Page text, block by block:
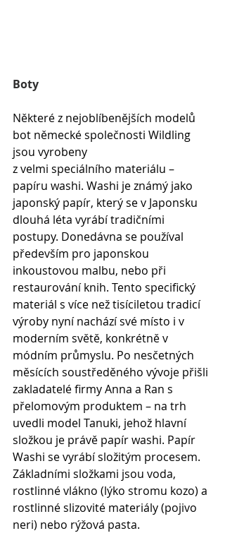
Boty
Některé z nejoblíbenějších modelů
bot německé společnosti Wildling
jsou vyrobeny
z velmi speciálního materiálu –
papíru washi. Washi je známý jako
japonský papír, který se v Japonsku
dlouhá léta vyrábí tradičními
postupy. Donedávna se používal
především pro japonskou
inkoustovou malbu, nebo při
restaurování knih. Tento specifický
materiál s více než tisíciletou tradicí
výroby nyní nachází své místo i v
moderním světě, konkrétně v
módním průmyslu. Po nesčetných
měsících soustředěného vývoje přišli
zakladatelé firmy Anna a Ran s
přelomovým produktem – na trh
uvedli model Tanuki, jehož hlavní
složkou je právě papír washi. Papír
Washi se vyrábí složitým procesem.
Základními složkami jsou voda,
rostlinné vlákno (lýko stromu kozo) a
rostlinné slizovité materiály (pojivo
neri) nebo rýžová pasta.